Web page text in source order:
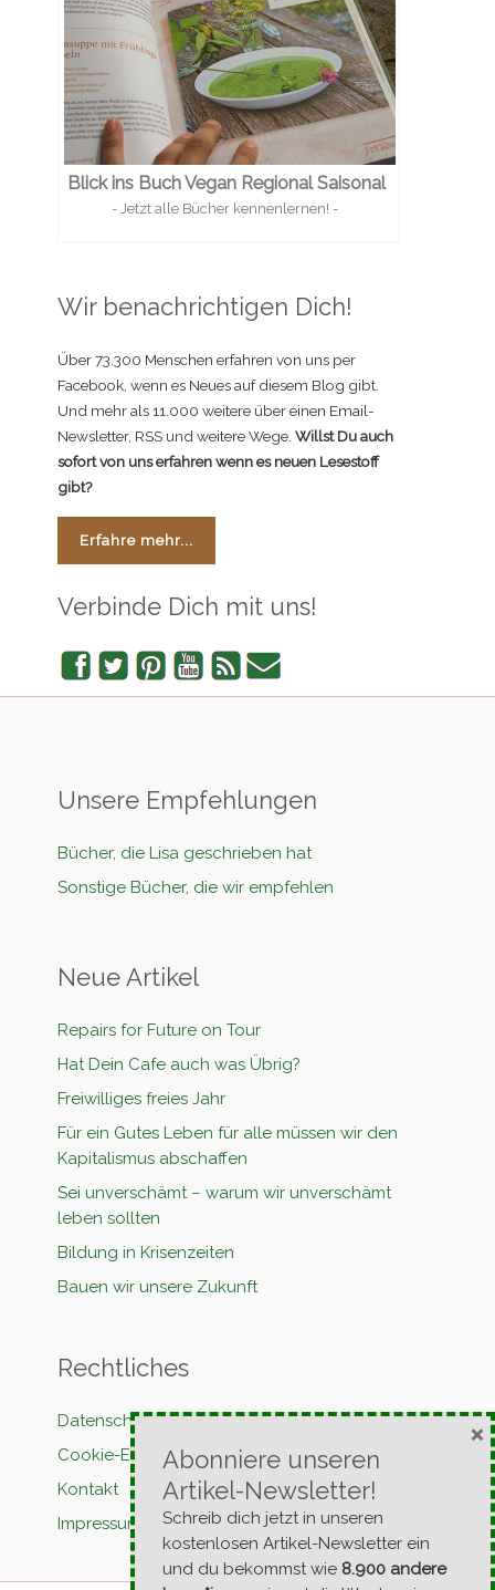
Blick ins Buch Vegan Regional Saisonal
- Jetzt alle Bücher kennenlernen! -
Wir benachrichtigen Dich!
Über 73.300 Menschen erfahren von uns per
Facebook, wenn es Neues auf diesem Blog gibt.
Und mehr als 11.000 weitere über einen Email-
Newsletter, RSS und weitere Wege.Willst Du auch
sofort von uns erfahren wenn es neuen Lesestoff
gibt?
Erfahre mehr...
Verbinde Dich mit uns!
Facebook
TwitterPinterestYouTubeRSS
Unsere Empfehlungen
Bücher, die Lisa geschrieben hat
Sonstige Bücher, die wir empfehlen
Neue Artikel
Repairs for Future on Tour
Hat Dein Cafe auch was Übrig?
Freiwilliges freies Jahr
Für ein Gutes Leben für alle müssen wir den
Kapitalismus abschaffen
Sei unverschämt – warum wir unverschämt
leben sollten
Bildung in Krisenzeiten
Bauen wir unsere Zukunft
Rechtliches
Datenschutzerklärung
Cookie-Erklärung
Kontakt
Impressum
Abonniere unseren
Artikel-Newsletter!
Schreib dich jetzt in unseren
kostenlosen Artikel-Newsletter ein
und du bekommst wie 8.900 andere
×